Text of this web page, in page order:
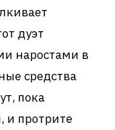
дуэт
наростами в
средства
пока
и протрите